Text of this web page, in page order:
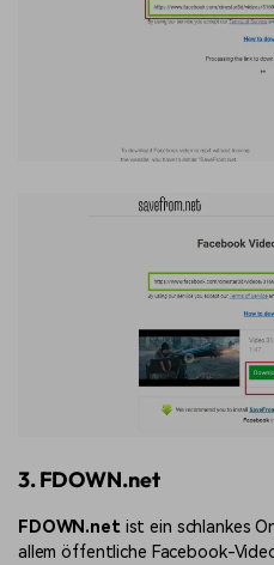
3. FDOWN.net
FDOWN.netist ein schlankes
allem öffentliche Facebook-